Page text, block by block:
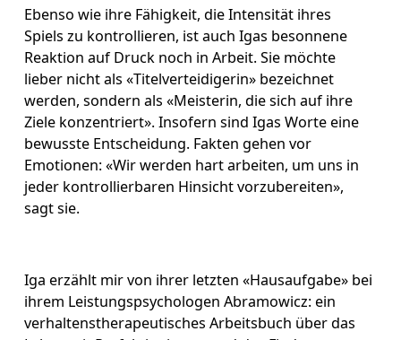
Ebenso wie ihre Fähigkeit, die Intensität ihres
Spiels zu kontrollieren, ist auch Igas besonnene
Reaktion auf Druck noch in Arbeit. Sie möchte
lieber nicht als «Titelverteidigerin» bezeichnet
werden, sondern als «Meisterin, die sich auf ihre
Ziele konzentriert». Insofern sind Igas Worte eine
bewusste Entscheidung. Fakten gehen vor
Emotionen: «Wir werden hart arbeiten, um uns in
jeder kontrollierbaren Hinsicht vorzubereiten»,
sagt sie.
Iga erzählt mir von ihrer letzten «Hausaufgabe» bei
ihrem Leistungspsychologen Abramowicz: ein
verhaltenstherapeutisches Arbeitsbuch über das